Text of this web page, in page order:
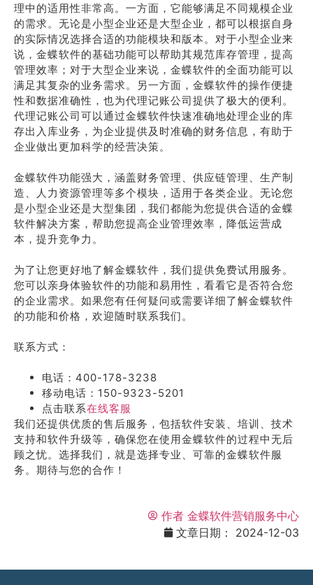
理中的适用性非常高。一方面，它能够满足不同规模企业
的需求。无论是小型企业还是大型企业，都可以根据自身
的实际情况选择合适的功能模块和版本。对于小型企业来
说，金蝶软件的基础功能可以帮助其规范库存管理，提高
管理效率；对于大型企业来说，金蝶软件的全面功能可以
满足其复杂的业务需求。另一方面，金蝶软件的操作便捷
性和数据准确性，也为代理记账公司提供了极大的便利。
代理记账公司可以通过金蝶软件快速准确地处理企业的库
存出入库业务，为企业提供及时准确的财务信息，有助于
企业做出更加科学的经营决策。
金蝶软件功能强大，涵盖财务管理、供应链管理、生产制
造、人力资源管理等多个模块，适用于各类企业。无论您
是小型企业还是大型集团，我们都能为您提供合适的金蝶
软件解决方案，帮助您提高企业管理效率，降低运营成
本，提升竞争力。
为了让您更好地了解金蝶软件，我们提供免费试用服务。
您可以亲身体验软件的功能和易用性，看看它是否符合您
的企业需求。如果您有任何疑问或需要详细了解金蝶软件
的功能和价格，欢迎随时联系我们。
联系方式：
电话：400-178-3238
移动电话：150-9323-5201
点击联系在线客服
我们还提供优质的售后服务，包括软件安装、培训、技术
支持和软件升级等，确保您在使用金蝶软件的过程中无后
顾之忧。选择我们，就是选择专业、可靠的金蝶软件服
务。期待与您的合作！
作者 金蝶软件营销服务中心
文章日期：
2024-12-03